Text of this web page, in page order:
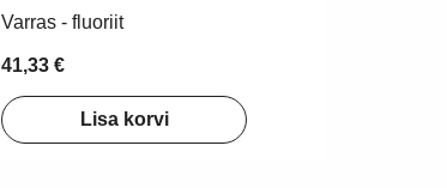
Varras - fluoriit
41,33 €
Lisa korvi